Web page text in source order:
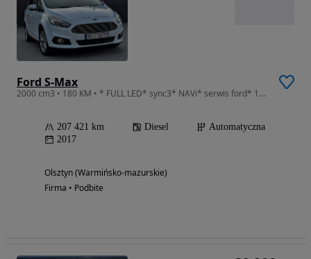
Ford S-Max
2000 cm3 • 180 KM • * FULL LED* sync3* NAVi* serwis ford* 180KM*
207 421 km Diesel
Automatyczna
2017
Olsztyn (Warmińsko-mazurskie)
Firma • Podbite